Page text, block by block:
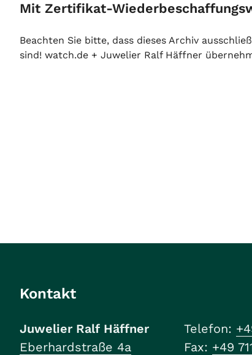
Mit Zertifikat-
Beachten Sie bitte, dass dieses Archiv
sind! watch.de + Juwelier Ralf Häffner
Kontakt
Juwelier Ralf Häffner
Eberhardstraße 4a
Telefon:
Fax: +49